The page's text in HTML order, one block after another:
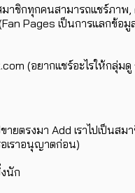
ชิกทุกคนสามารถแชร์ภาพ,
Pages เป็นการแลกข้อมู
(อยากแชร์อะไรให้กลุ่ม
ยตรงมา Add เราไปเป็น
เราอนุญาตก่อน)
นัก